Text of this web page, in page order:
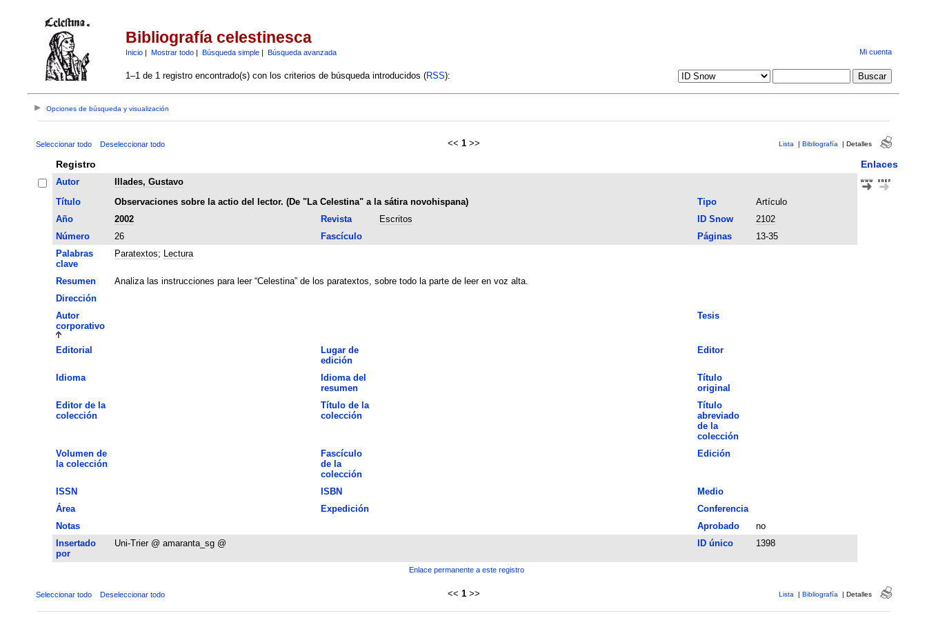
Bibliografía celestinesca
Inicio| Mostrar todo| Búsqueda simple| Búsqueda avanzada Mi cuenta
1–1 de 1 registro encontrado(s) con los criterios de búsqueda introducidos (RSS):
Opciones de búsqueda y visualización
Seleccionar todo Deseleccionar todo << 1 >> Lista | Bibliografía | Detalles
Registro Enlaces
Autor
Illades, Gustavo
Título
Observaciones sobre la actio del lector. (De "La Celestina" a la sátira novohispana) Tipo
Artículo
Año
2002 Revista Escritos ID Snow
2102
Número
26 Fascículo Páginas
13-35
Palabras
clave
Paratextos; Lectura
Resumen
Analiza las instrucciones para leer “Celestina” de los paratextos, sobre todo la parte de leer en voz alta.
Dirección
Autor
corporativo
Tesis
Editorial
Lugar de
edición
Editor
Idioma
Idioma del
resumen
Título
original
Editor de la
colección
Título de la
colección
Título
abreviado
de la
colección
Volumen de
la colección
Fascículo
de la
colección
Edición
ISSN ISBN
Medio
Área
Expedición
Conferencia
Notas
Aprobado
no
Insertado
por
Uni-Trier @ amaranta_sg @ ID único 1398
Enlace permanente a este registro
Seleccionar todo Deseleccionar todo << 1 >> Lista | Bibliografía | Detalles